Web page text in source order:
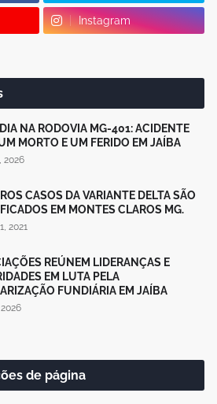
Instagram
NA RODOVIA MG-401: ACIDENTE
MORTO E UM FERIDO EM JAÍBA
2026
CASOS DA VARIANTE DELTA SÃO
EM MONTES CLAROS MG.
2021
REÚNEM LIDERANÇAS E
EM LUTA PELA
FUNDIÁRIA EM JAÍBA
de página